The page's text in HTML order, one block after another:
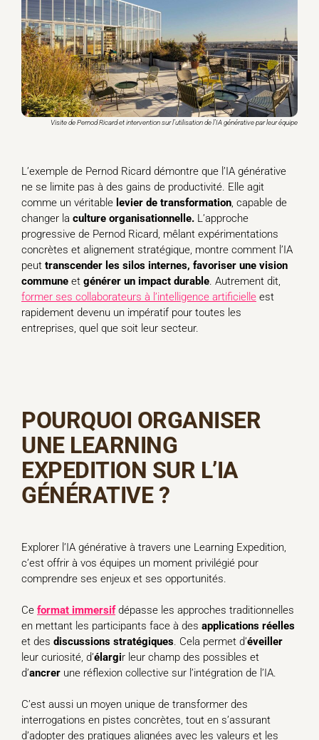
Visite de Pernod Ricard et intervention sur l’utilisation de l’IA générative par leur équipe
L’exemple de Pernod Ricard démontre que l’IA générative
ne se limite pas à des gains de productivité. Elle agit
comme un véritable levier de transformation, capable de
changer la culture organisationnelle. L’approche
progressive de Pernod Ricard, mêlant expérimentations
concrètes et alignement stratégique, montre comment l’IA
peut transcender les silos internes, favoriser une vision
commune et générer un impact durable. Autrement dit,
former ses collaborateurs à l’intelligence artificielle est
rapidement devenu un impératif pour toutes les
entreprises, quel que soit leur secteur.
POURQUOI ORGANISER
UNE LEARNING
EXPEDITION SUR L’IA
GÉNÉRATIVE ?
Explorer l’IA générative à travers une Learning Expedition,
c’est offrir à vos équipes un moment privilégié pour
comprendre ses enjeux et ses opportunités.
Ce format immersifdépasse les approches traditionnelles
en mettant les participants face à des applications réelles
et des discussions stratégiques. Cela permet d’éveiller
leur curiosité, d’élargir leur champ des possibles et
d’ancrer une réflexion collective sur l’intégration de l’IA.
C’est aussi un moyen unique de transformer des
interrogations en pistes concrètes, tout en s’assurant
d’adopter des pratiques alignées avec les valeurs et les